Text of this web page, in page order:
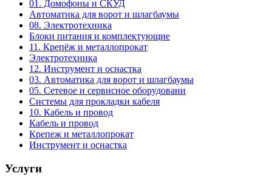
01. Домофоны и СКУД
Автоматика для ворот и шлагбаумы
08. Электротехника
Блоки питания и комплектующие
11. Крепёж и металлопрокат
Электротехника
12. Инструмент и оснастка
03. Автоматика для ворот и шлагбаумы
05. Сетевое и сервисное оборудовани
Системы для прокладки кабеля
10. Кабель и провод
Кабель и провод
Крепеж и металлопрокат
Инструмент и оснастка
Услуги